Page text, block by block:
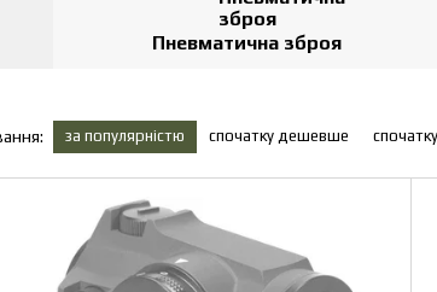
Пневматична зброя
за популярністю спочатку дешевше